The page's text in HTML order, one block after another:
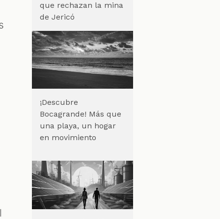
que rechazan la mina
de Jericó
¡Descubre
Bocagrande! Más que
una playa, un hogar
en movimiento